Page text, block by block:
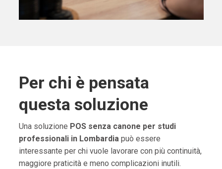
Per chi è pensata
questa soluzione
Una soluzione POS senza canone per studi
professionali in Lombardiapuò essere
interessante per chi vuole lavorare con più continuità,
maggiore praticità e meno complicazioni inutili.